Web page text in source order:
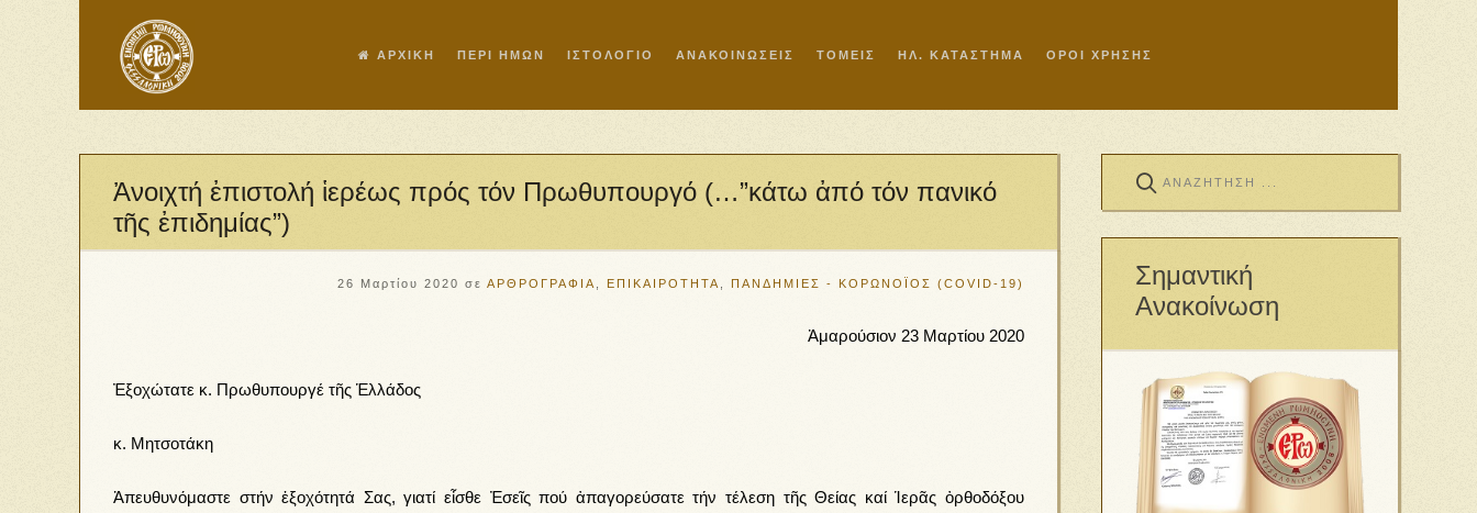
ΑΡΧΙΚΗ ΠΕΡΙ ΗΜΩΝ ΙΣΤΟΛΟΓΙΟ ΑΝΑΚΟΙΝΩΣΕΙΣ ΤΟΜΕΙΣ ΗΛ. ΚΑΤΑΣΤΗΜΑ ΟΡΟΙ ΧΡΗΣΗΣ
Ἀνοιχτή ἐπιστολή ἱερέως πρός τόν Πρωθυπουργό (…”κάτω ἀπό τόν πανικό
τῆς ἐπιδημίας”)
26 Μαρτίου 2020 σε ΑΡΘΡΟΓΡΑΦΙΑ ΕΠΙΚΑΙΡΟΤΗΤΑ ΠΑΝΔΗΜΙΕΣ - ΚΟΡΩΝΟΪΟΣ (COVID-19)
Ἀμαρούσιον 23 Μαρτίου 2020
Ἐξοχώτατε κ. Πρωθυπουργέ τῆς Ἑλλάδος
κ. Μητσοτάκη
Ἀπευθυνόμαστε στήν ἐξοχότητά Σας, γιατί εἶσθε Ἐσεῖς πού ἀπαγορεύσατε τήν τέλεση τῆς Θείας καί Ἱερᾶς ὀρθοδόξου
Σημαντική
Ανακοίνωση